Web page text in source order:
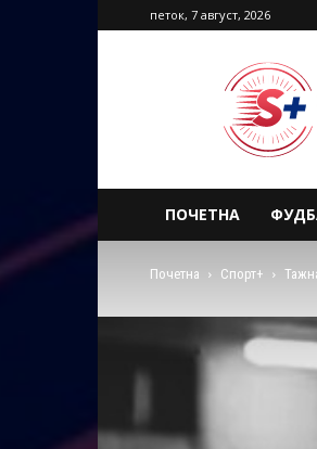
петок, 7 август, 2026
Sport
Plus
Macedonia
ПОЧЕТНА
Почетна Спорт+